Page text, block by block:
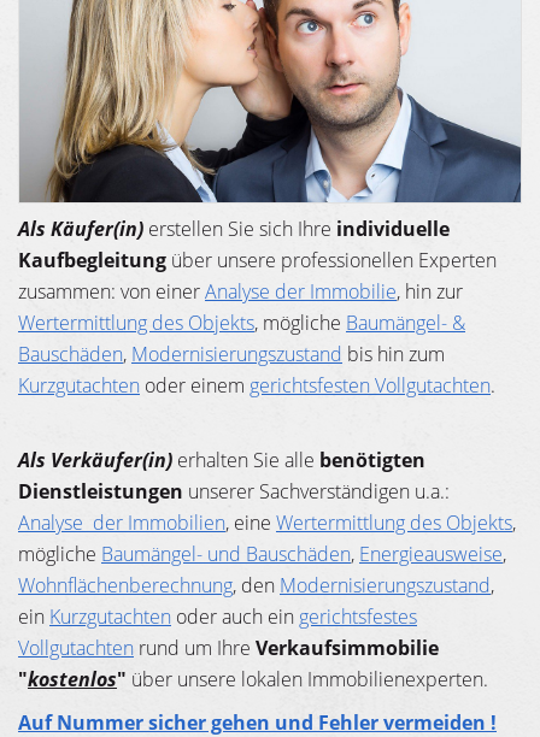
Als Käufer(in) erstellen Sie sich Ihre individuelle
Kaufbegleitung über unsere professionellen Experten
zusammen: von einerAnalyse der Immobilie, hin zur
Wertermittlung des Objekts, mögliche Baumängel- &
Bauschäden, Modernisierungszustand bis hin zum
Kurzgutachten oder einem gerichtsfesten Vollgutachten.
Als Verkäufer(in) erhalten Sie alle benötigten
Dienstleistungen unserer Sachverständigen u.a.:
Analyse der Immobilien, eine Wertermittlung des Objekts,
mögliche Baumängel- und Bauschäden, Energieausweise,
Wohnflächenberechnung, den Modernisierungszustand,
ein Kurzgutachten oder auch ein gerichtsfestes
Vollgutachten rund um Ihre Verkaufsimmobilie
"kostenlos" über unsere lokalen Immobilienexperten.
Auf Nummer sicher gehen und Fehler vermeiden !